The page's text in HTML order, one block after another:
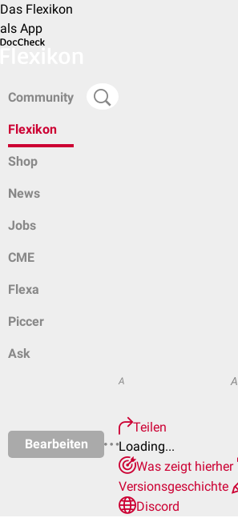
Das Flexikon
als App
Community
Flexikon
Shop
News
Jobs
CME
Flexa
Piccer
Ask
Bearbeiten
A A
Teilen
Loading...
Was zeigt hierher
Versionsgeschichte
Discord